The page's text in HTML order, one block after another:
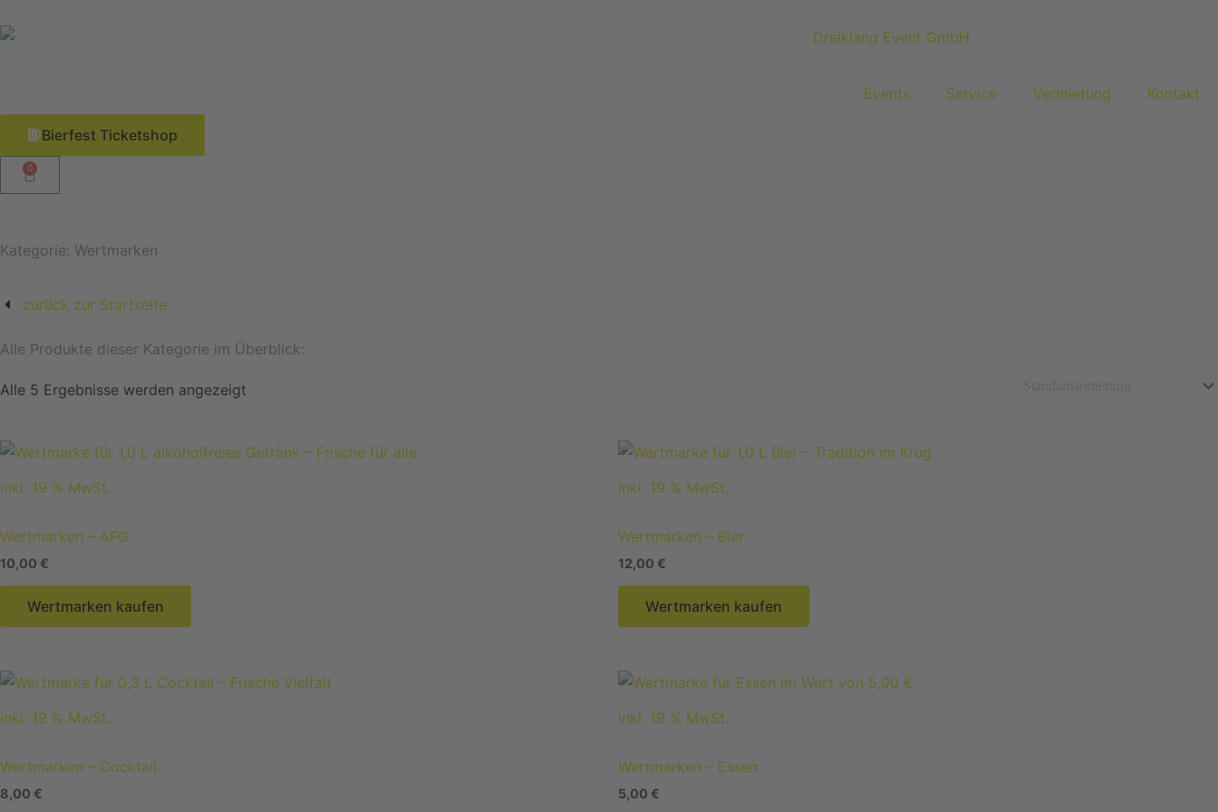
Inhalt
Events
Service Vermietung Kontakt
Bierfest Ticketshop
0
Warenkorb
Kategorie: Wertmarken
zurück zur Startseite
Alle Produkte dieser Kategorie im Überblick:
Alle 5 Ergebnisse werden angezeigt
inkl. 19 % MwSt.
Wertmarken – AFG
10,00 €
Wertmarken kaufen
inkl. 19 % MwSt.
Wertmarken – Bier
12,00 €
Wertmarken kaufen
inkl. 19 % MwSt.
Wertmarken – Cocktail
8,00 €
inkl. 19 % MwSt.
Wertmarken – Essen
5,00 €